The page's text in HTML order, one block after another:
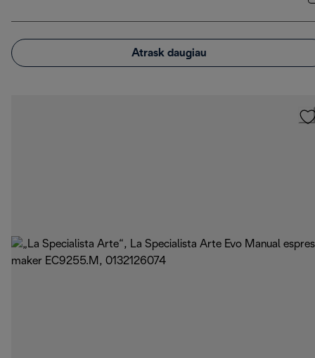
Atrask daugiau